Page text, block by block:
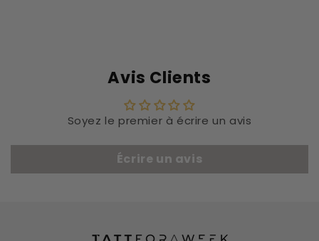
Avis Clients
Soyez le premier à écrire un avis
Écrire un avis